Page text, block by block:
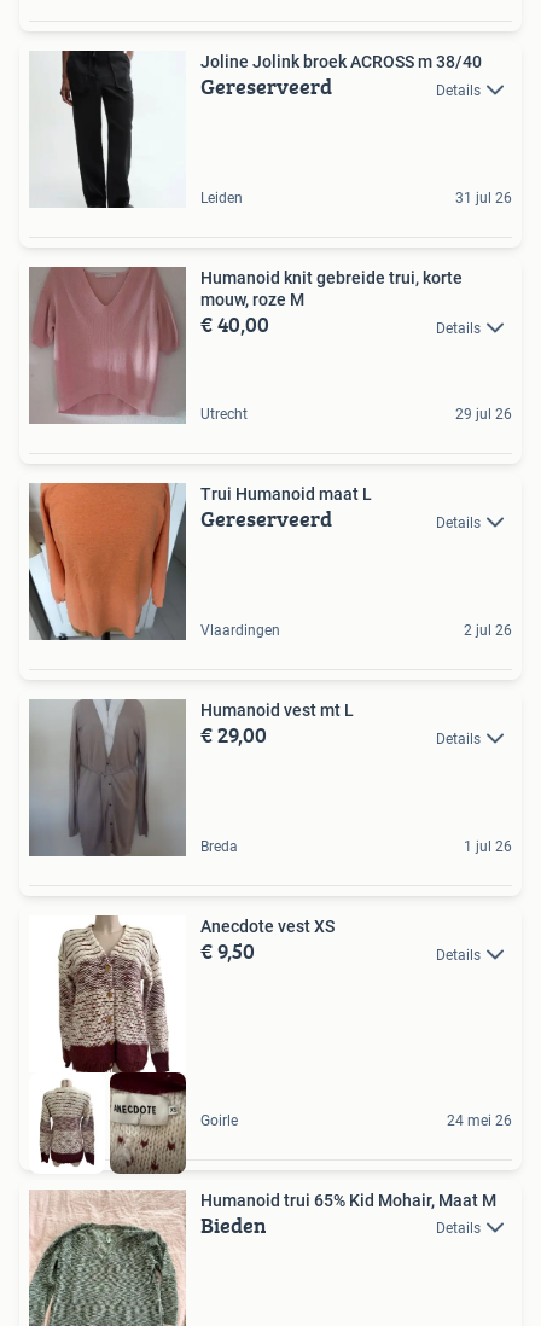
Joline Jolink broek ACROSS m 38/40
Gereserveerd Details
Leiden 31 jul 26
Humanoid knit gebreide trui, korte
mouw, roze M
€ 40,00 Details
Utrecht 29 jul 26
Trui Humanoid maat L
Gereserveerd Details
Vlaardingen 2 jul 26
Humanoid vest mt L
€ 29,00 Details
Breda 1 jul 26
Anecdote vest XS
€ 9,50 Details
Goirle 24 mei 26
Humanoid trui 65% Kid Mohair, Maat M
Bieden Details